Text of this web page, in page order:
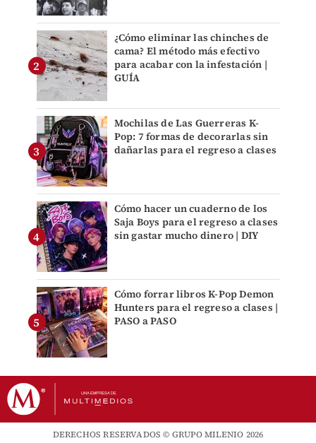
¿Cómo eliminar las chinches de
cama? El método más efectivo
para acabar con la infestación |
GUÍA
Mochilas de Las Guerreras K-
Pop: 7 formas de decorarlas sin
dañarlas para el regreso a clases
Cómo hacer un cuaderno de los
Saja Boys para el regreso a clases
sin gastar mucho dinero | DIY
Cómo forrar libros K-Pop Demon
Hunters para el regreso a clases |
PASO a PASO
DERECHOS RESERVADOS © GRUPO MILENIO 2026